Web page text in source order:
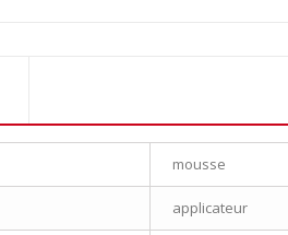
mousse
applicateur